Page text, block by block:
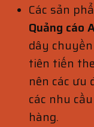
Các sản
Quảng cáo
dây
tiên tiến
nên các ưu
các nhu
hàng.